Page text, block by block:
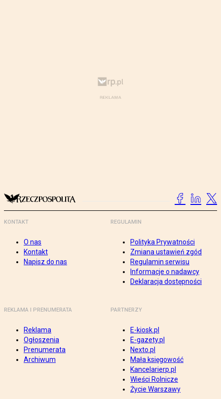
KONTAKT
O nas
Kontakt
Napisz do nas
REGULAMIN
Polityka Prywatności
Zmiana ustawień zgód
Regulamin serwisu
Informacje o nadawcy
Deklaracja dostępności
REKLAMA I PRENUMERATA
Reklama
Ogłoszenia
Prenumerata
Archiwum
PARTNERZY
E-kiosk.pl
E-gazety.pl
Nexto.pl
Mała księgowość
Kancelarierp.pl
Wieści Rolnicze
Życie Warszawy